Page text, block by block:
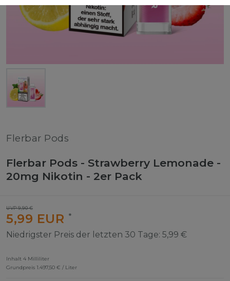
Flerbar Pods
Flerbar Pods - Strawberry Lemonade -
20mg Nikotin - 2er Pack
UVP 9,90 €
5,99 EUR *
Niedrigster Preis der letzten 30 Tage: 5,99 €
Inhalt 4 Milliliter
Grundpreis 1.497,50 € / Liter